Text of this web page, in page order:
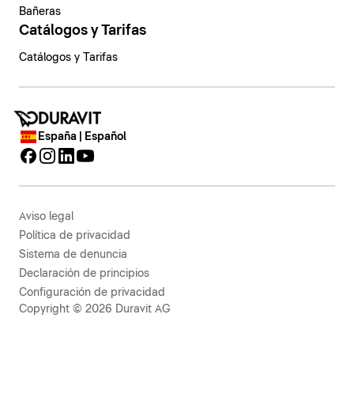
Bañeras
Catálogos y Tarifas
Catálogos y Tarifas
España | Español
Aviso legal
Política de privacidad
Sistema de denuncia
Declaración de principios
Configuración de privacidad
Copyright © 2026 Duravit AG